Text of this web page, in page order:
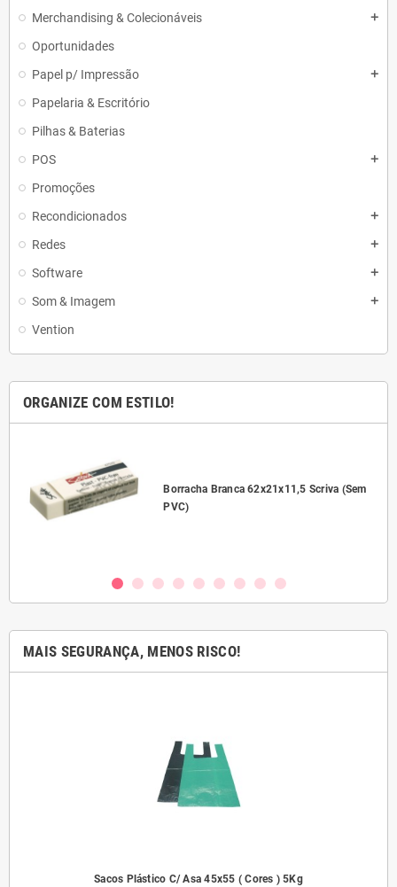
Merchandising & Colecionáveis
add
Oportunidades
Papel p/ Impressão
add
Papelaria & Escritório
Pilhas & Baterias
POS
add
Promoções
Recondicionados
add
Redes add
Software add
Som & Imagem add
Vention
ORGANIZE COM ESTILO!
Borracha Branca 62x21x11,5 Scriva (Sem
PVC)
MAIS SEGURANÇA, MENOS RISCO!
Sacos Plástico C/ Asa 45x55 ( Cores ) 5Kg